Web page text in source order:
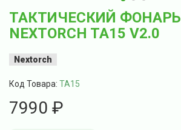
ТАКТИЧЕСКИЙ ФОНАРЬ
NEXTORCH TA15 V2.0
Nextorch
Код Товара: TA15
7990 ₽